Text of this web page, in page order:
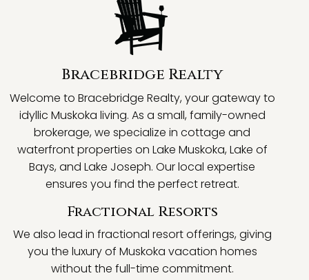
Bracebridge Realty
Welcome to Bracebridge Realty, your gateway to
idyllic Muskoka living. As a small, family-owned
brokerage, we specialize in cottage and
waterfront properties on Lake Muskoka, Lake of
Bays, and Lake Joseph. Our local expertise
ensures you find the perfect retreat.
Fractional Resorts
We also lead in fractional resort offerings, giving
you the luxury of Muskoka vacation homes
without the full-time commitment.